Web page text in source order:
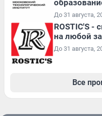
До 31 августа,
ROSTIC'S -
на любой
До 31 августа,
Все